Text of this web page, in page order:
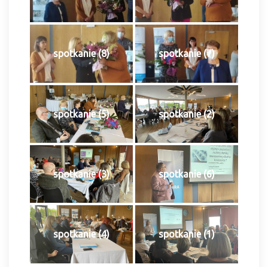
spotkanie (8) spotkanie (7)
spotkanie (5) spotkanie (2)
spotkanie (3) spotkanie (6)
spotkanie (4) spotkanie (1)